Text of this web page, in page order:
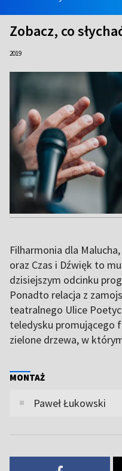
Zobacz, co
2019
Filharmonia dla
oraz Czas i Dźwięk to
dzisiejszym odcinku
Ponadto relacja z
teatralnego Ulice
teledysku promującego
zielone drzewa, w
MONTAŻ
Paweł Łukowski